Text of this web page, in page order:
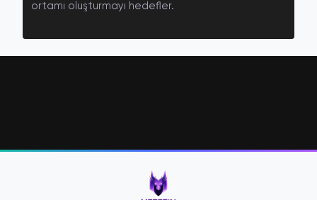
ortamı oluşturmayı hedefler.